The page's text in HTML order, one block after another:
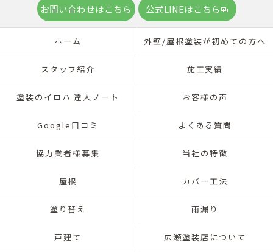
お問い合わせはこちら 公式LINEはこちら
ホーム 外壁/屋根塗装が初めての方へ
スタッフ紹介 施工実績
塗装のイロハ 達人ノート お客様の声
Google口コミ よくある質問
協力業者様募集 当社の特徴
屋根 カバー工法
塗り替え 雨漏り
戸建て 広瀬塗装店について